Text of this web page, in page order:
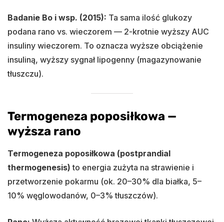
Badanie Bo i wsp. (2015): Ta sama ilość glukozy
podana rano vs. wieczorem — 2-krotnie wyższy AUC
insuliny wieczorem. To oznacza wyższe obciążenie
insuliną, wyższy sygnał lipogenny (magazynowanie
tłuszczu).
Termogeneza poposiłkowa —
wyższa rano
Termogeneza poposiłkowa (postprandial
thermogenesis) to energia zużyta na strawienie i
przetworzenie pokarmu (ok. 20–30% dla białka, 5–
10% węglowodanów, 0–3% tłuszczów).